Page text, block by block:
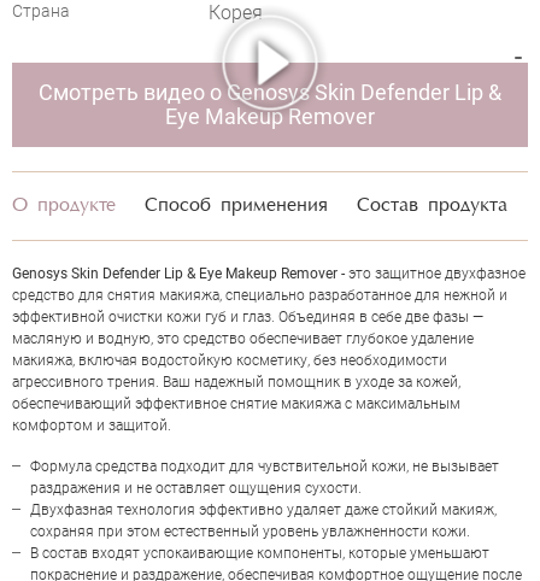
GENOSYS SKIN DEFENDER LIP & EYE
MAKEUP REMOVER
Страна Корея
О продукте Способ применения Состав продукта
Genosys Skin Defender Lip & Eye Makeup Remover - это защитное двухфазное
средство для снятия макияжа, специально разработанное для нежной и
эффективной очистки кожи губ и глаз. Объединяя в себе две фазы —
масляную и водную, это средство обеспечивает глубокое удаление
макияжа, включая водостойкую косметику, без необходимости
агрессивного трения. Ваш надежный помощник в уходе за кожей,
обеспечивающий эффективное снятие макияжа с максимальным
комфортом и защитой.
Формула средства подходит для чувствительной кожи, не вызывает
раздражения и не оставляет ощущения сухости.
Двухфазная технология эффективно удаляет даже стойкий макияж,
сохраняя при этом естественный уровень увлажненности кожи.
В состав входят успокаивающие компоненты, которые уменьшают
покраснение и раздражение, обеспечивая комфортное ощущение после
Смотреть видео о Genosys Skin Defender Lip &
Eye Makeup Remover